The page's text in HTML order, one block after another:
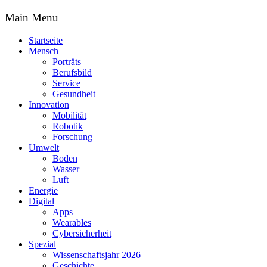
Main Menu
Startseite
Mensch
Porträts
Berufsbild
Service
Gesundheit
Innovation
Mobilität
Robotik
Forschung
Umwelt
Boden
Wasser
Luft
Energie
Digital
Apps
Wearables
Cybersicherheit
Spezial
Wissenschaftsjahr 2026